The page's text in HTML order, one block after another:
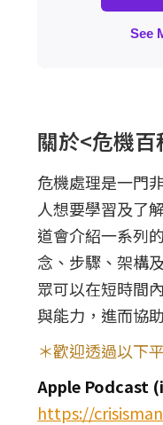
關於<危機
危機處理是一門
人想要學習及了
道會介紹一系列
念、步驟、架構
眾可以在短時間
與能力，進而協
＊歡迎透過以下
Apple Podcast
https://